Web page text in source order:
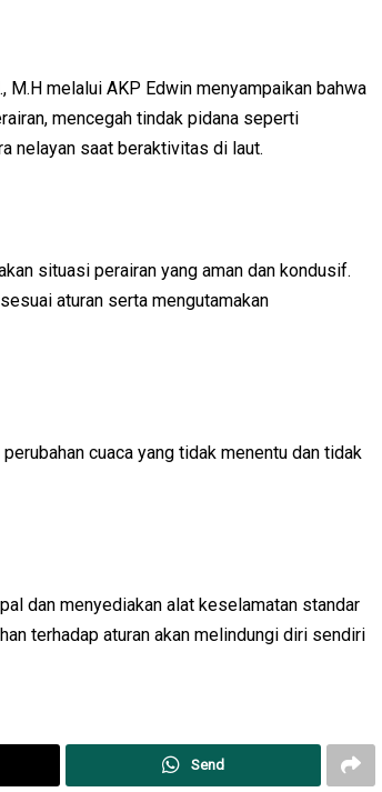
M.H melalui AKP Edwin menyampaikan bahwa
mencegah tindak pidana seperti
nelayan saat beraktivitas di laut.
situasi perairan yang aman dan kondusif.
aturan serta mengutamakan
cuaca yang tidak menentu dan tidak
dan menyediakan alat keselamatan standar
terhadap aturan akan melindungi diri sendiri
Send